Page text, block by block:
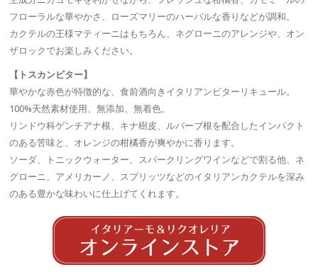
フローラルな華やかさ、ローズマリーのハーバルな香りなどが調和。
カクテルの王様マティーニはもちろん、ネグローニのアレンジや、オン
ザロックでお楽しみください。
【トスカンビター】
華やかな赤色が特徴的な、食前酒向きイタリアンビターリキュール。
100%天然素材使用、無添加、無着色。
リンドウ科ゲンチアナ根、キナ樹皮、ルバーブ根を配合したインパクト
のある苦味と、オレンジの柑橘香が爽やかに香ります。
ソーダ、トニックウォーター、スパークリングワインなどで割る他、ネ
グローニ、アメリカーノ、スプリッツなどのイタリアンカクテルを深み
のある豊かな味わいに仕上げてくれます。